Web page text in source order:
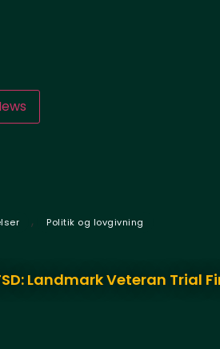
, Politik og lovgivning
Landmark Veteran Trial